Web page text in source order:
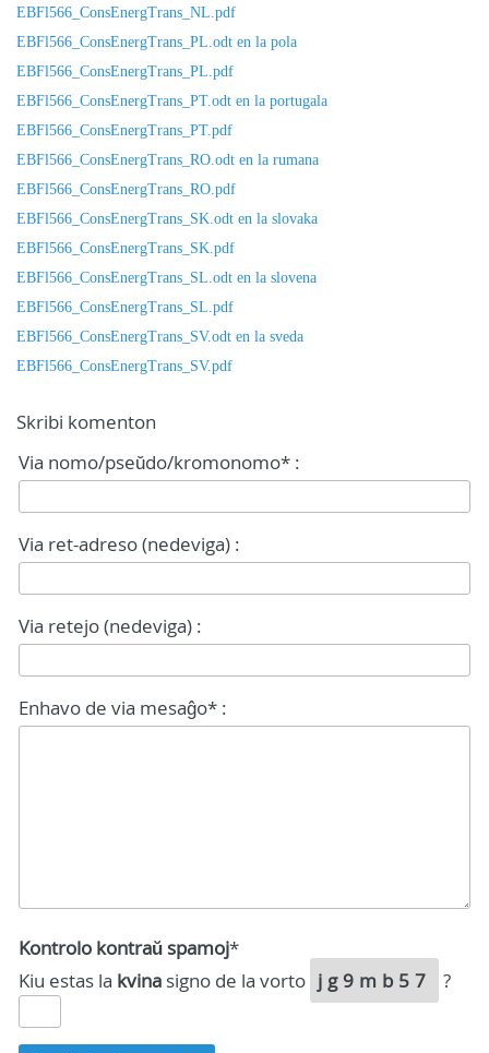
EBFl566_ConsEnergTrans_NL.pdf
EBFl566_ConsEnergTrans_PL.odt en la pola
EBFl566_ConsEnergTrans_PL.pdf
EBFl566_ConsEnergTrans_PT.odt en la portugala
EBFl566_ConsEnergTrans_PT.pdf
EBFl566_ConsEnergTrans_RO.odt en la rumana
EBFl566_ConsEnergTrans_RO.pdf
EBFl566_ConsEnergTrans_SK.odt en la slovaka
EBFl566_ConsEnergTrans_SK.pdf
EBFl566_ConsEnergTrans_SL.odt en la slovena
EBFl566_ConsEnergTrans_SL.pdf
EBFl566_ConsEnergTrans_SV.odt en la sveda
EBFl566_ConsEnergTrans_SV.pdf
Skribi komenton
Via nomo/pseŭdo/kromonomo* :
Via ret-adreso (nedeviga) :
Via retejo (nedeviga) :
Enhavo de via mesaĝo* :
Kontrolo kontraŭ spamoj*
Kiu estas la kvina signo de la vorto jg9mb57 ?